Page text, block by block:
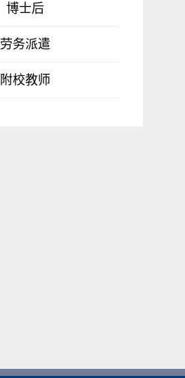
博士后
劳务派遣
附校教师